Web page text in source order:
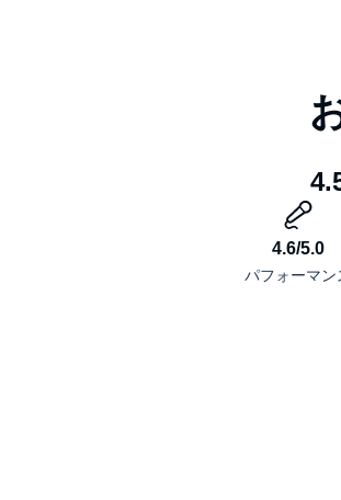
年生)という年齢は、この本を
でも十分に楽しめます。 むし
き」が役に立つかも! ひとつご
ヒントです。 だから、ブルー
だけの答えを見つけ出すこと
れの読み解きを話し合っても
ーリーの面白さもバツグンで